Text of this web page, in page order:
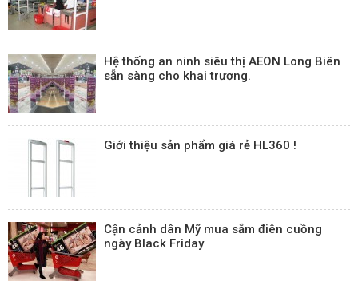
Hệ thống an ninh siêu thị AEON Long Biên
sẵn sàng cho khai trương.
Giới thiệu sản phẩm giá rẻ HL360 !
Cận cảnh dân Mỹ mua sắm điên cuồng
ngày Black Friday